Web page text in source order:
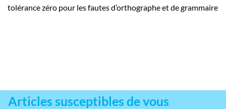
tolérance zéro pour les fautes d’orthographe et de grammaire
Articles susceptibles de vous